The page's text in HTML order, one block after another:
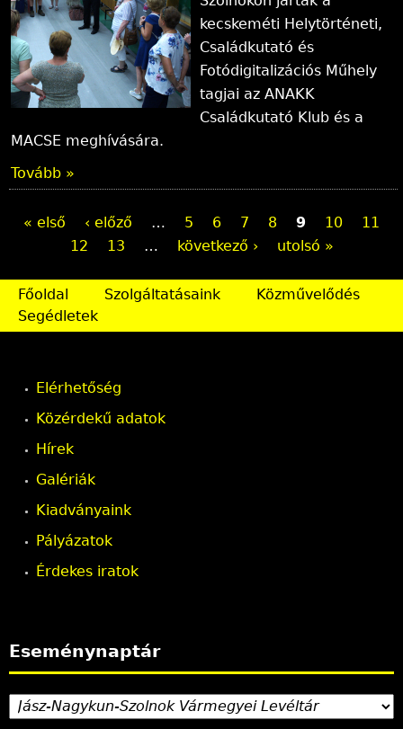
kecskeméti Helytörténeti,
Családkutató és
Fotódigitalizációs Műhely
tagjai az ANAKK
Családkutató Klub és a
MACSE meghívására.
Tovább »
d
a
« első ‹ előző … 5 6 7 8 9 10
11
12
13 … következő › utolsó »
Főoldal Szolgáltatásaink
Közművelődés
Segédletek
Elérhetőség
Közérdekű adatok
Hírek
Galériák
Kiadványaink
Pályázatok
Érdekes iratok
Eseménynaptár